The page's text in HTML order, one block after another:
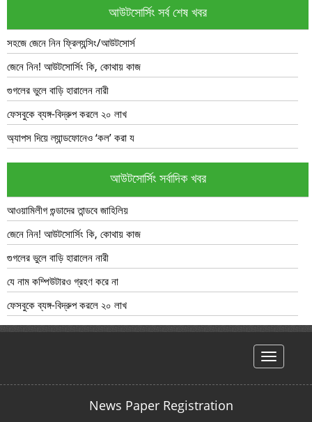
আউটসোর্সিং সর্ব শেষ খবর
সহজে জেনে নিন ফ্রিল্যন্সিং/আউটসোর্স
জেনে নিন! আউটসোর্সিং কি, কোথায় কাজ
গুগলের ভুলে বাড়ি হারালেন নারী
ফেসবুকে ব্যঙ্গ-বিদ্রুপ করলে ২০ লাখ
অ্যাপস দিয়ে ল্যান্ডফোনেও ‘কল’ করা য
আউটসোর্সিং সর্বাদিক খবর
আওয়ামিলীগ গুন্ডাদের তান্ডবে জাহিলিয়
জেনে নিন! আউটসোর্সিং কি, কোথায় কাজ
গুগলের ভুলে বাড়ি হারালেন নারী
যে নাম কম্পিউটারও গ্রহণ করে না
ফেসবুকে ব্যঙ্গ-বিদ্রুপ করলে ২০ লাখ
hello
News Paper Registration